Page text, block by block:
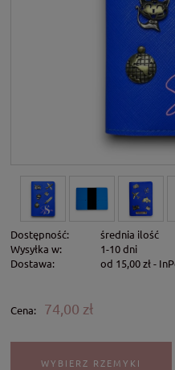
Dostępność:
średnia ilość
Wysyłka w:
1-10 dni
Dostawa:
od 15,00 zł-
Cena nie zawiera
Cena: 74,00 zł
WYBIERZ RZEMYKI